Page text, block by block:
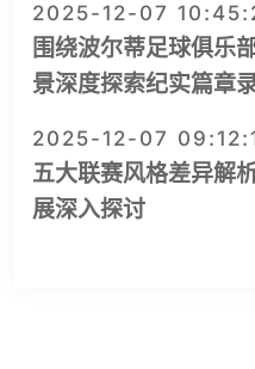
2025-12-07
围绕波尔蒂足球俱乐
景深度探索纪实篇章
2025-12-07
五大联赛风格差异解
展深入探讨